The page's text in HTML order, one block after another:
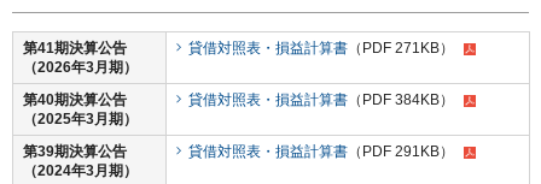
第41期決算公告
（2026年3月期）
貸借対照表・損益計算書 （PDF 271KB）
第40期決算公告
（2025年3月期）
貸借対照表・損益計算書 （PDF 384KB）
第39期決算公告
（2024年3月期）
貸借対照表・損益計算書 （PDF 291KB）